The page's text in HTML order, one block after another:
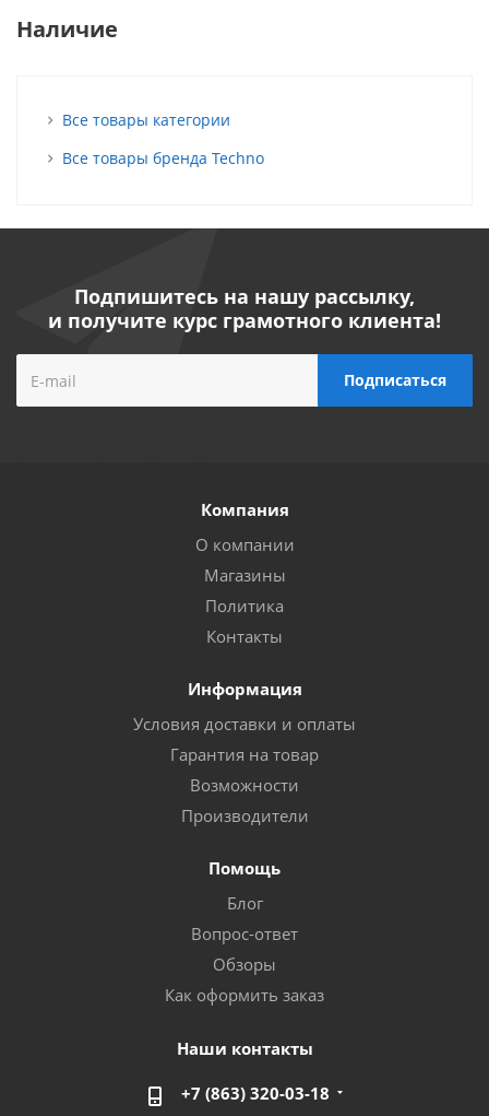
Наличие
Все товары категории
Все товары бренда Techno
Подпишитесь на нашу рассылку,
и получите курс грамотного клиента!
Компания
О компании
Магазины
Политика
Контакты
Информация
Условия доставки и оплаты
Гарантия на товар
Возможности
Производители
Помощь
Блог
Вопрос-ответ
Обзоры
Как оформить заказ
Наши контакты
+7 (863) 320-03-18